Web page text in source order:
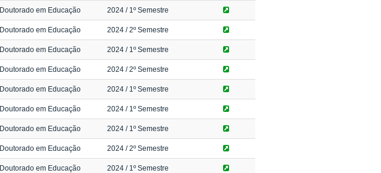
Doutorado em Educação 2024 / 1º Semestre
Doutorado em Educação 2024 / 2º Semestre
Doutorado em Educação 2024 / 1º Semestre
Doutorado em Educação 2024 / 2º Semestre
Doutorado em Educação 2024 / 1º Semestre
Doutorado em Educação 2024 / 1º Semestre
Doutorado em Educação 2024 / 1º Semestre
Doutorado em Educação 2024 / 2º Semestre
Doutorado em Educação 2024 / 1º Semestre